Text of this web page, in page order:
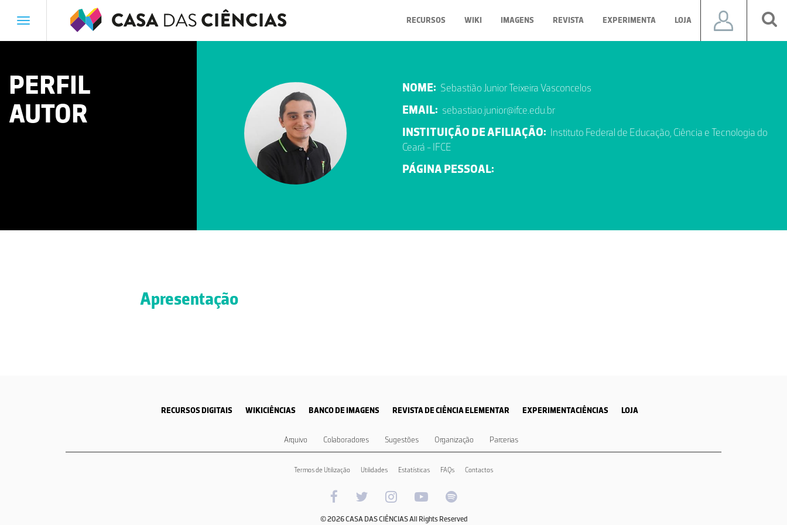
Toggle
RECURSOS WIKI IMAGENS REVISTA EXPERIMENTA LOJA
PERFIL
AUTOR
NOME: Sebastião Junior Teixeira Vasconcelos
EMAIL: sebastiao.junior@ifce.edu.br
INSTITUIÇÃO DE AFILIAÇÃO: Instituto Federal de Educação, Ciência e Tecnologia do
Ceará - IFCE
PÁGINA PESSOAL:
Apresentação
RECURSOS DIGITAIS WIKICIÊNCIAS BANCO DE IMAGENS REVISTA DE CIÊNCIA ELEMENTAR EXPERIMENTACIÊNCIAS LOJA
Arquivo Colaboradores Sugestões Organização Parcerias
Termos de Utilização Utilidades Estatísticas FAQs Contactos
© 2026 CASA DAS CIÊNCIAS All Rights Reserved